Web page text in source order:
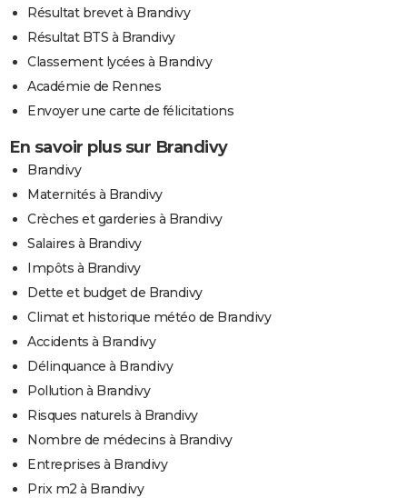
Résultat brevet à Brandivy
Résultat BTS à Brandivy
Classement lycées à Brandivy
Académie de Rennes
Envoyer une carte de félicitations
En savoir plus sur Brandivy
Brandivy
Maternités à Brandivy
Crèches et garderies à Brandivy
Salaires à Brandivy
Impôts à Brandivy
Dette et budget de Brandivy
Climat et historique météo de Brandivy
Accidents à Brandivy
Délinquance à Brandivy
Pollution à Brandivy
Risques naturels à Brandivy
Nombre de médecins à Brandivy
Entreprises à Brandivy
Prix m2 à Brandivy